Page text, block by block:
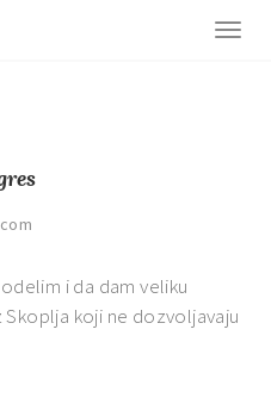
i da dam veliku
koji ne dozvoljavaju